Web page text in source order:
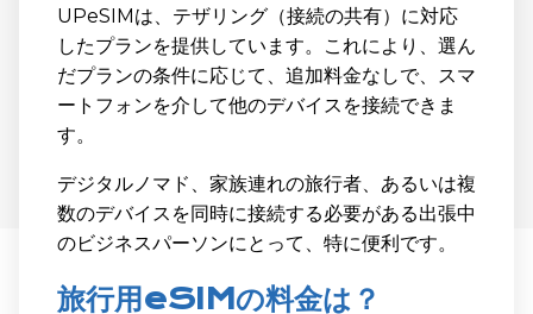
UPeSIMは、テザリング（接続の共有）に対応
したプランを提供しています。これにより、選ん
だプランの条件に応じて、追加料金なしで、スマ
ートフォンを介して他のデバイスを接続できま
す。
デジタルノマド、家族連れの旅行者、あるいは複
数のデバイスを同時に接続する必要がある出張中
のビジネスパーソンにとって、特に便利です。
旅行用eSIMの料金は？